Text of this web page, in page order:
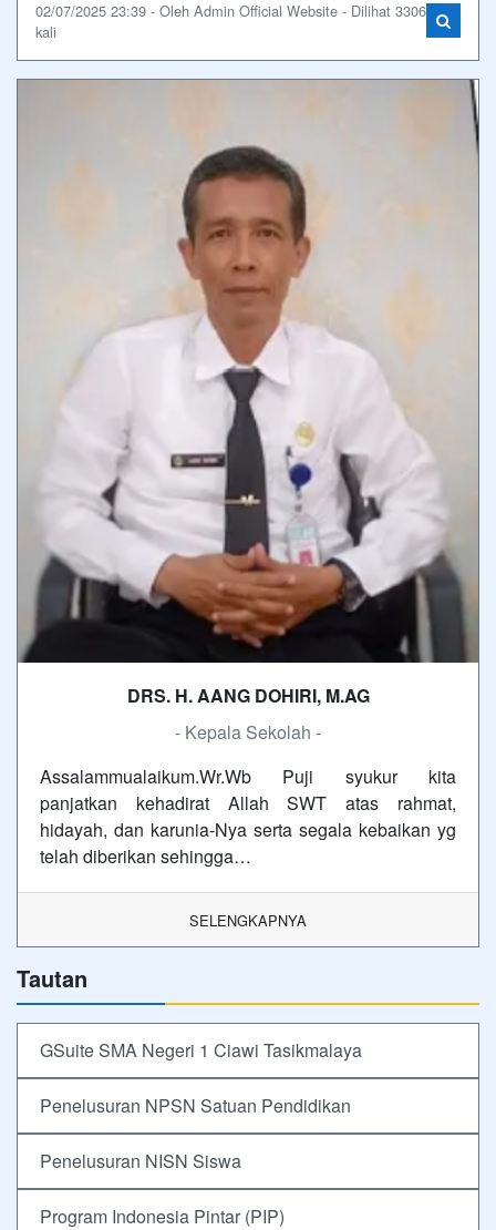
02/07/2025 23:39 - Oleh Admin Official Website - Dilihat 3306
kali
DRS. H. AANG DOHIRI, M.AG
- Kepala Sekolah -
Assalammualaikum.Wr.Wb Puji syukur kita
panjatkan kehadirat Allah SWT atas rahmat,
hidayah, dan karunia-Nya serta segala kebaikan yg
telah diberikan sehingga…
SELENGKAPNYA
Tautan
GSuite SMA Negeri 1 Ciawi Tasikmalaya
Penelusuran NPSN Satuan Pendidikan
Penelusuran NISN Siswa
Program Indonesia Pintar (PIP)